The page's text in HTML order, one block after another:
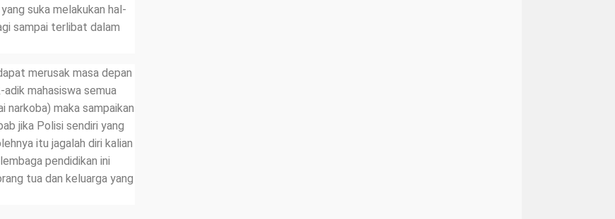
suka melakukan hal-
sampai terlibat dalam
merusak masa depan
adik mahasiswa semua
narkoba) maka sampaikan
jika Polisi sendiri yang
itu jagalah diri kalian
pendidikan ini
tua dan keluarga yang